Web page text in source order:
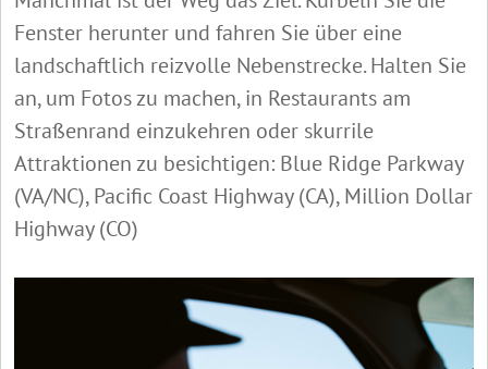
Fenster herunter und fahren Sie über eine
landschaftlich reizvolle Nebenstrecke. Halten Sie
an, um Fotos zu machen, in Restaurants am
Straßenrand einzukehren oder skurrile
Attraktionen zu besichtigen: Blue Ridge Parkway
(VA/NC), Pacific Coast Highway (CA), Million Dollar
Highway (CO)